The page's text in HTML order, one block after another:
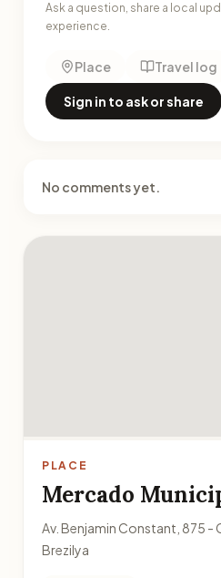
Ask a question, share a local
experience.
Place Travel log
Sign in to ask or share
No comments yet.
PLACE
Mercado
Av. Benjamin Constant, 875 -
Brezilya